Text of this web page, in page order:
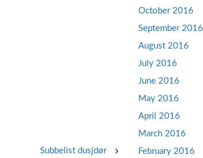
Subbelist dusjdør
October 2016
September 2016
August 2016
July 2016
June 2016
May 2016
April 2016
March 2016
February 2016